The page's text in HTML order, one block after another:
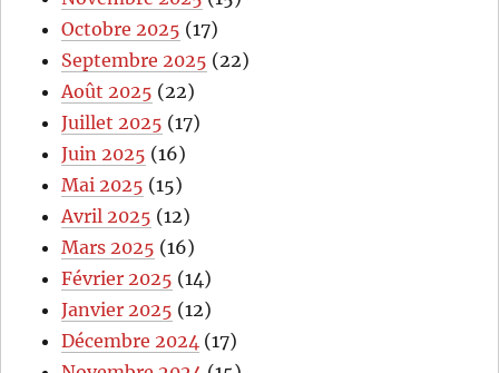
Octobre 2025 (17)
Septembre 2025 (22)
Août 2025 (22)
Juillet 2025 (17)
Juin 2025 (16)
Mai 2025 (15)
Avril 2025 (12)
Mars 2025 (16)
Février 2025 (14)
Janvier 2025 (12)
Décembre 2024 (17)